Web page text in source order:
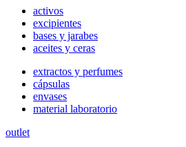
activos
excipientes
bases y jarabes
aceites y ceras
extractos y perfumes
cápsulas
envases
material laboratorio
outlet